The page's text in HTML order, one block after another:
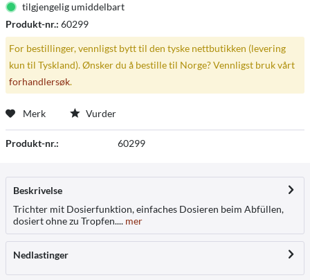
tilgjengelig umiddelbart
Produkt-nr.: 60299
For bestillinger, vennligst bytt til den tyske nettbutikken (levering
kun til Tyskland). Ønsker du å bestille til Norge? Vennligst bruk vårt
forhandlersøk.
Merk Vurder
Produkt-nr.: 60299
Beskrivelse
Trichter mit Dosierfunktion, einfaches Dosieren beim Abfüllen,
dosiert ohne zu Tropfen.... mer
Nedlastinger